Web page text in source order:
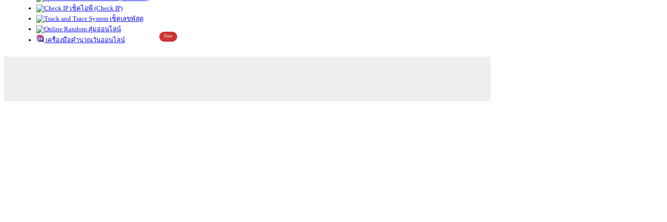
เช็คไอพี (Check IP)
เช็คเลขพัสดุ
สุ่มออนไลน์
เครื่องมือคำนวณวันออนไลน์
New